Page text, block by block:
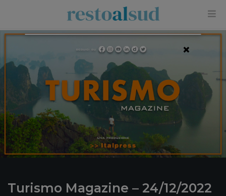
Turismo Magazine – 24/12/2022
×